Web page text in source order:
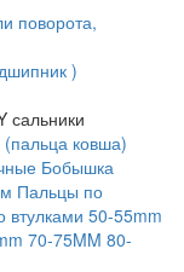
поворота,
)
сальники
ковша)
Бобышка
Пальцы по
втулками 50-55mm
70-75MM 80-